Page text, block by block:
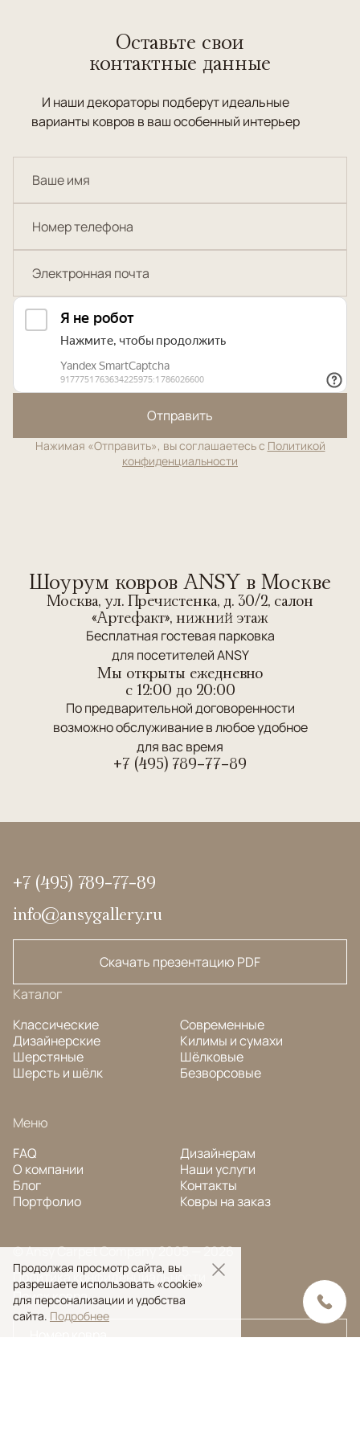
Оставьте свои
контактные данные
И наши декораторы подберут идеальные
варианты ковров в ваш особенный интерьер
Отправить
Нажимая «Отправить», вы соглашаетесь с Политикой
конфиденциальности
Шоурум ковров ANSY в Москве
Москва, ул. Пречистенка, д. 30/2, салон
«Артефакт», нижний этаж
Бесплатная гостевая парковка
для посетителей ANSY
Мы открыты ежедневно
c 12:00 до 20:00
По предварительной договоренности
возможно обслуживание в любое удобное
для вас время
+7 (495) 789-77-89
+7 (495) 789-77-89
info@ansygallery.ru
Скачать презентацию PDF
Каталог
Классические
Дизайнерские
Шерстяные
Шерсть и шёлк
Современные
Килимы и сумахи
Шёлковые
Безворсовые
Меню
FAQ
О компании
Блог
Портфолио
Дизайнерам
Наши услуги
Контакты
Ковры на заказ
© Ansy Carpet Company 2005 — 2026
Политика конфиденциальности
Поиск ковра
Продолжая просмотр сайта, вы
разрешаете использовать «cookie»
для персонализации и удобства
сайта. Подробнее